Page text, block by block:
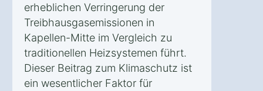
erheblichen Verringerung der
Treibhausgasemissionen in
Kapellen-Mitte im Vergleich zu
traditionellen Heizsystemen führt.
Dieser Beitrag zum Klimaschutz ist
ein wesentlicher Faktor für